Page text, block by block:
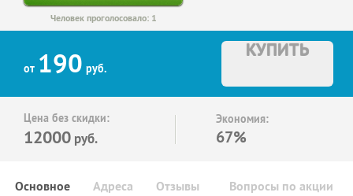
Человек проголосовало: 1
от 190 руб.
КУПИТЬ
Цена без скидки:
12000 руб.
Экономия:
67%
Основное Отзывы Вопросы по акции
Адреса